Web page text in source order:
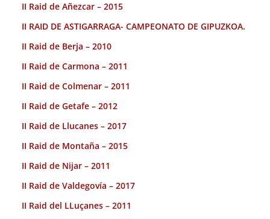
II Raid de Añezcar – 2015
II RAID DE ASTIGARRAGA- CAMPEONATO DE GIPUZKOA.
II Raid de Berja – 2010
II Raid de Carmona – 2011
II Raid de Colmenar – 2011
II Raid de Getafe – 2012
II Raid de Llucanes – 2017
II Raid de Montaña – 2015
II Raid de Nijar – 2011
II Raid de Valdegovía – 2017
II Raid del LLuçanes – 2011